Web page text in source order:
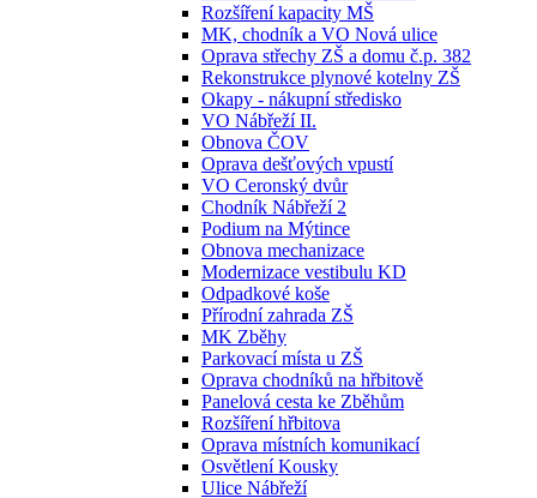
Rozšíření kapacity MŠ
MK, chodník a VO Nová ulice
Oprava střechy ZŠ a domu č.p. 382
Rekonstrukce plynové kotelny ZŠ
Okapy - nákupní středisko
VO Nábřeží II.
Obnova ČOV
Oprava dešťových vpustí
VO Ceronský dvůr
Chodník Nábřeží 2
Podium na Mýtince
Obnova mechanizace
Modernizace vestibulu KD
Odpadkové koše
Přírodní zahrada ZŠ
MK Zběhy
Parkovací místa u ZŠ
Oprava chodníků na hřbitově
Panelová cesta ke Zběhům
Rozšíření hřbitova
Oprava místních komunikací
Osvětlení Kousky
Ulice Nábřeží